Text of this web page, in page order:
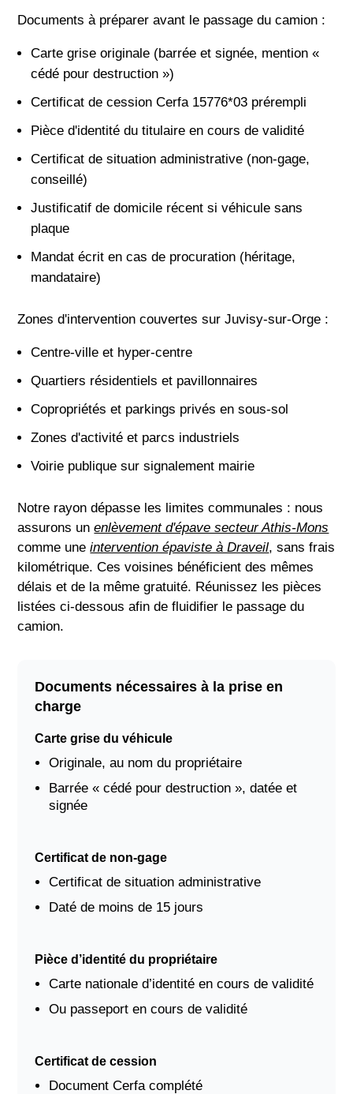
Documents à préparer avant le passage du camion :
Carte grise originale (barrée et signée, mention «
cédé pour destruction »)
Certificat de cession Cerfa 15776*03 prérempli
Pièce d'identité du titulaire en cours de validité
Certificat de situation administrative (non-gage,
conseillé)
Justificatif de domicile récent si véhicule sans
plaque
Mandat écrit en cas de procuration (héritage,
mandataire)
Zones d'intervention couvertes sur Juvisy-sur-Orge :
Centre-ville et hyper-centre
Quartiers résidentiels et pavillonnaires
Copropriétés et parkings privés en sous-sol
Zones d'activité et parcs industriels
Voirie publique sur signalement mairie
Notre rayon dépasse les limites communales : nous
assurons unenlèvement d'épave secteur Athis-Mons
comme uneintervention épaviste à Draveil, sans frais
kilométrique. Ces voisines bénéficient des mêmes
délais et de la même gratuité. Réunissez les pièces
listées ci-dessous afin de fluidifier le passage du
camion.
Documents nécessaires à la prise en
charge
Carte grise du véhicule
Originale, au nom du propriétaire
Barrée « cédé pour destruction », datée et
signée
Certificat de non-gage
Certificat de situation administrative
Daté de moins de 15 jours
Pièce d’identité du propriétaire
Carte nationale d’identité en cours de validité
Ou passeport en cours de validité
Certificat de cession
Document Cerfa complété